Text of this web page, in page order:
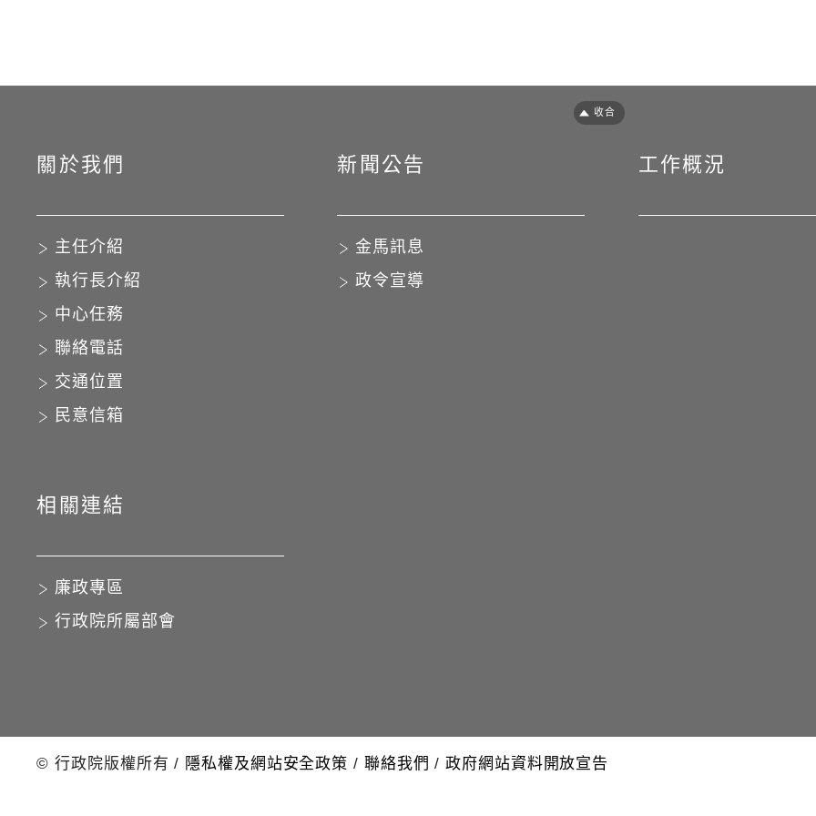
closeFooter
關於我們
主任介紹
執行長介紹
中心任務
聯絡電話
交通位置
民意信箱
新聞公告
金馬訊息
政令宣導
工作概況
相關連結
廉政專區
行政院所屬部會
© 行政院版權所有 / 隱私權及網站安全政策 / 聯絡我們 /政府網站資料開放宣告